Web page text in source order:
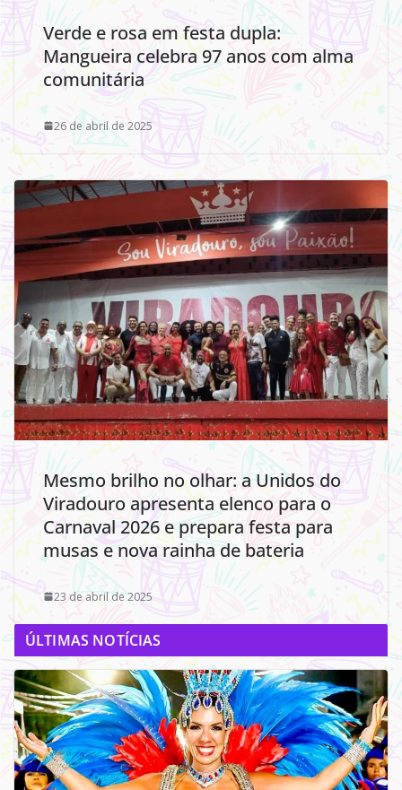
Verde e rosa em festa dupla:
Mangueira celebra 97 anos com alma
comunitária
26 de abril de 2025
Mesmo brilho no olhar: a Unidos do
Viradouro apresenta elenco para o
Carnaval 2026 e prepara festa para
musas e nova rainha de bateria
23 de abril de 2025
ÚLTIMAS NOTÍCIAS